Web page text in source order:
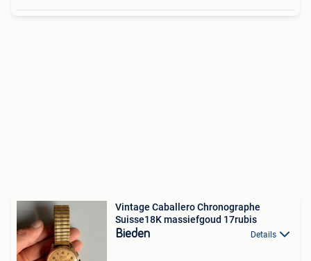
Vintage Caballero Chronographe
Suisse18K massiefgoud 17rubis
Bieden Details